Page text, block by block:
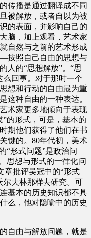
传播是通过翻译成不同
被解放，或者自以为被
的表面，并影响自己的
脑，加上观看，艺术家
自然与之前的艺术形成
按照自己自由的思想与
人的“思想解放”。“思
么回事。对于那时一个
想和行动的自由最为重
这种自由的一种表达。
术家更多地倾向于表现
的形式，可是，基本的
期他们获得了他们在书
键的。80年代初，美术
“形式问题”是政治问
思想与形式的一律化问
章批评吴冠中的“形式
尔夫林那样去研究。可
基本的历史知识都不具
么，他对隐喻中的历史
自由与解放问题，就是